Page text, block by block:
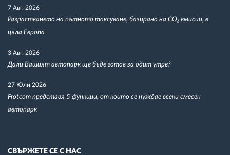
7 Авг. 2026
Разрастването на пътното таксуване, базирано на CO₂ емисии, в
цяла Европа
3 Авг. 2026
Дали Вашият автопарк ще бъде готов за одит утре?
27 Юли 2026
Frotcom представя 5 функции, от които се нуждае всеки смесен
автопарк
СВЪРЖЕТЕ СЕ С НАС